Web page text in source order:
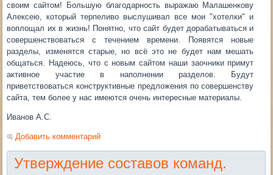
своим сайтом! Большую благодарность выражаю Малашенкову
Алексею, который терпеливо выслушивал все мои "хотелки" и
воплощал их в жизнь! Понятно, что сайт будет дорабатываться и
совершенствоваться с течением времени. Появятся новые
разделы, изменятся старые, но всё это не будет нам мешать
общаться. Надеюсь, что с новым сайтом наши заочники примут
активное участие в наполнении разделов. Будут
приветствоваться конструктивные предложения по совершенству
сайта, тем более у нас имеются очень интересные материалы.
Иванов А.С.
Добавить комментарий
Утверждение составов команд.